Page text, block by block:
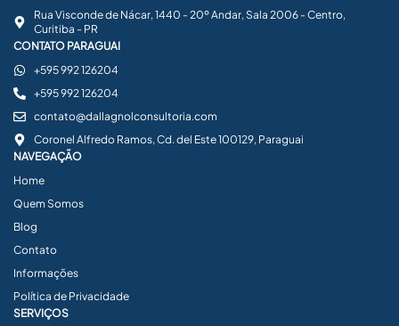
Rua Visconde de Nácar, 1440 - 20º Andar, Sala 2006 - Centro,
Curitiba - PR
CONTATO PARAGUAI
+595 992 126204
+595 992 126204
contato@dallagnolconsultoria.com
Coronel Alfredo Ramos, Cd. del Este 100129, Paraguai
NAVEGAÇÃO
Home
Quem Somos
Blog
Contato
Informações
Política de Privacidade
SERVIÇOS